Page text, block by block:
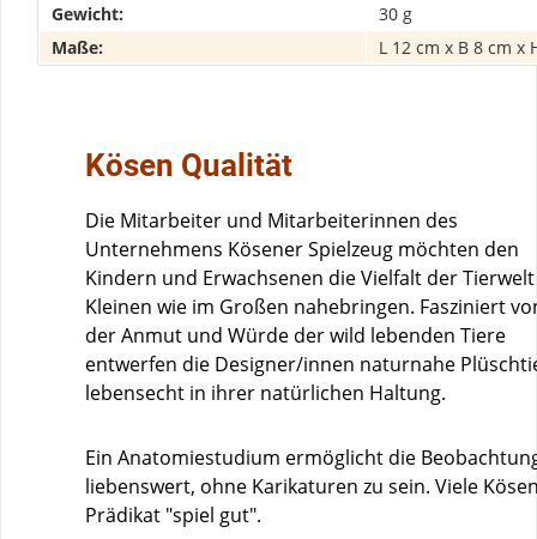
Gewicht:
30 g
Maße:
L 12 cm x B 8 cm x
Kösen Qualität
Die Mitarbeiter und Mitarbeiterinnen des
Unternehmens Kösener Spielzeug möchten den
Kindern und Erwachsenen die Vielfalt der
Kleinen wie im Großen nahebringen. Fasziniert
der Anmut und Würde der wild lebenden Tiere
entwerfen die Designer/innen naturnahe
lebensecht in ihrer natürlichen Haltung.
Ein Anatomiestudium ermöglicht die
liebenswert, ohne Karikaturen zu sein. Viele
Prädikat "spiel gut".